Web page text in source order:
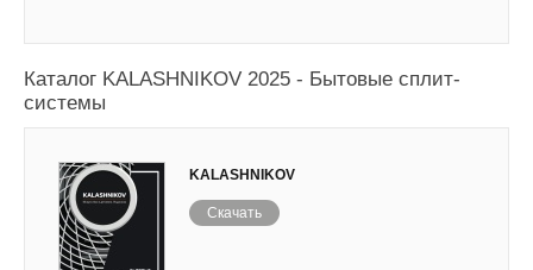
Каталог KALASHNIKOV 2025 - Бытовые сплит-
системы
KALASHNIKOV
Скачать